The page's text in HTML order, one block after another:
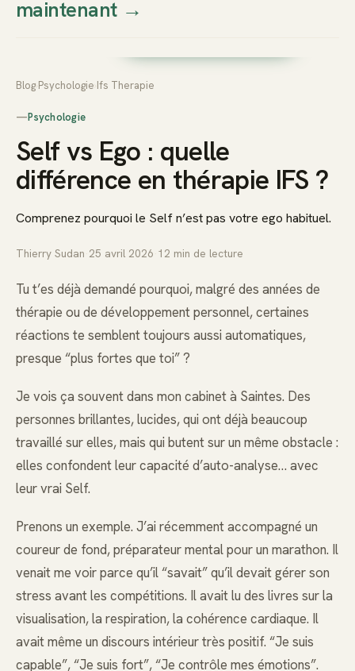
Thierry
Prendre rendez-vous dès
maintenant→
Blog Psychologie Ifs Therapie
—Psychologie
Self vs Ego : quelle
différence en thérapie IFS ?
Comprenez pourquoi le Self n’est pas votre ego habituel.
Thierry Sudan 25 avril 2026 12 min de lecture
Tu t’es déjà demandé pourquoi, malgré des années de
thérapie ou de développement personnel, certaines
réactions te semblent toujours aussi automatiques,
presque “plus fortes que toi” ?
Je vois ça souvent dans mon cabinet à Saintes. Des
personnes brillantes, lucides, qui ont déjà beaucoup
travaillé sur elles, mais qui butent sur un même obstacle :
elles confondent leur capacité d’auto-analyse… avec
leur vrai Self.
Prenons un exemple. J’ai récemment accompagné un
coureur de fond, préparateur mental pour un marathon. Il
venait me voir parce qu’il “savait” qu’il devait gérer son
stress avant les compétitions. Il avait lu des livres sur la
visualisation, la respiration, la cohérence cardiaque. Il
avait même un discours intérieur très positif. “Je suis
capable”, “Je suis fort”, “Je contrôle mes émotions”.